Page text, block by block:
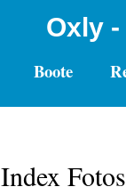
Oxly
Boote
Index Fotos